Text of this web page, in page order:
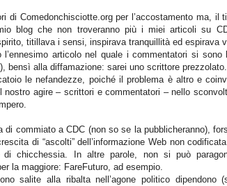
di Comedonchisciotte.org per l’accostamento ma, il
blog che non troveranno più i miei articoli su
titillava i sensi, inspirava tranquillità ed espirava
l’ennesimo articolo nel quale i commentatori si sono
bensì alla diffamazione: sarei uno scrittore prezzolato.
le nefandezze, poiché il problema è altro e
agire – scrittori e commentatori – nello
di commiato a CDC (non so se la pubblicheranno),
di “ascolti” dell’informazione Web non
chicchessia. In altre parole, non si può
la maggiore: FareFuturo, ad esempio.
salite alla ribalta nell’agone politico dipendono